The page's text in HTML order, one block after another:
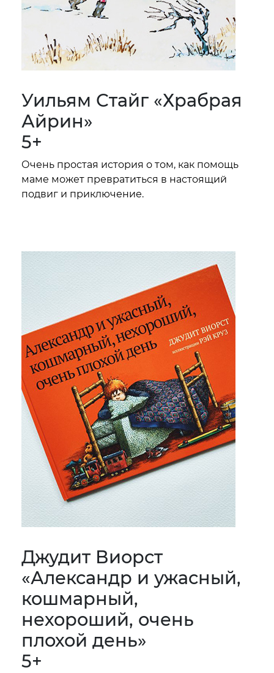
Уильям Стайг «Храбрая
Айрин»
5+
Очень простая история о том, как помощь
маме может превратиться в настоящий
подвиг и приключение.
Джудит Виорст
«Александр и ужасный,
кошмарный,
нехороший, очень
плохой день»
5+